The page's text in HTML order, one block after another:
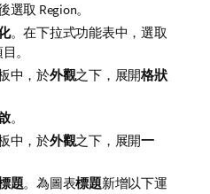
選取 Region。
。在下拉式功能表中，選取
。
中，於外觀之下，展開格狀
。
中，於外觀之下，展開一
題。為圖表標題新增以下運